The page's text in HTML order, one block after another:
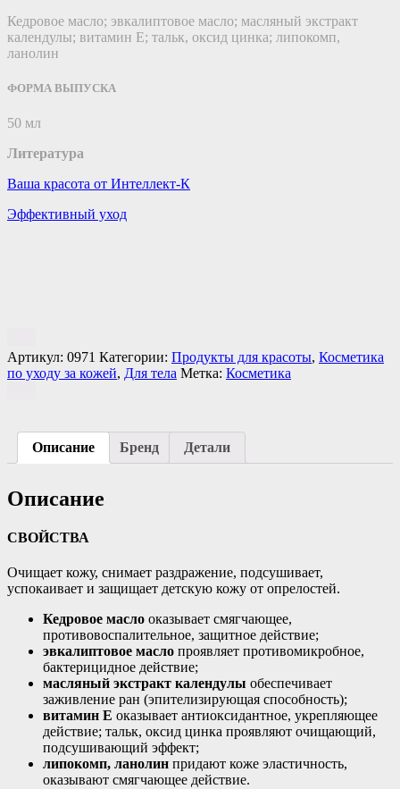
Кедровое масло; эвкалиптовое масло; масляный экстракт
календулы; витамин Е; тальк, оксид цинка; липокомп,
ланолин
ФОРМА ВЫПУСКА
50 мл
Литература
Ваша красота от Интеллект-К
Эффективный уход
Артикул: 0971 Категории: Продукты для красоты, Косметика
по уходу за кожей, Для тела Метка: Косметика
Описание Бренд Детали
Описание
СВОЙСТВА
Очищает кожу, снимает раздражение, подсушивает,
успокаивает и защищает детскую кожу от опрелостей.
Кедровое масло оказывает смягчающее,
противовоспалительное, защитное действие;
эвкалиптовое масло проявляет противомикробное,
бактерицидное действие;
масляный экстракт календулы обеспечивает
заживление ран (эпителизирующая способность);
витамин Е оказывает антиоксидантное, укрепляющее
действие; тальк, оксид цинка проявляют очищающий,
подсушивающий эффект;
липокомп, ланолин придают коже эластичность,
оказывают смягчающее действие.